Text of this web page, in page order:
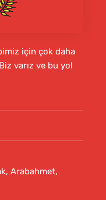
için çok daha
varız ve bu yol
Arabahmet,